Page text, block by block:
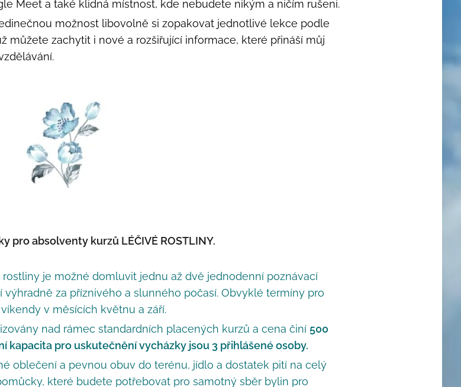
Meet a také klidná místnost, kde nebudete nikým a ničím rušeni.
možnost libovolně si zopakovat jednotlivé lekce podle
můžete zachytit i nové a rozšiřující informace, které přináší můj
pro absolventy kurzů LÉČIVÉ ROSTLINY.
je možné domluvit jednu až dvě jednodenní poznávací
za příznivého a slunného počasí. Obvyklé termíny pro
v měsících květnu a září.
nad rámec standardních placených kurzů a cena činí 500
kapacita pro uskutečnění vycházky jsou 3 přihlášené osoby.
oblečení a pevnou obuv do terénu, jídlo a dostatek pití na celý
které budete potřebovat pro samotný sběr bylin pro